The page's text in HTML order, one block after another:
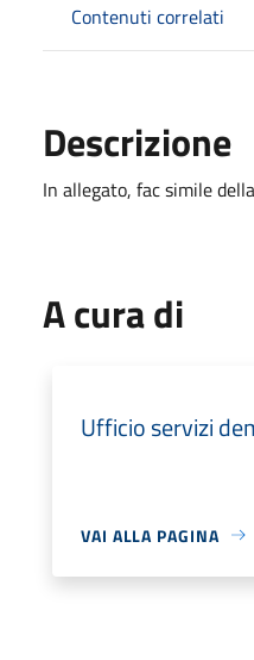
Contenuti correlati
Descrizione
In allegato, fac simile
A cura di
Ufficio servizi
VAI ALLA PAGINA